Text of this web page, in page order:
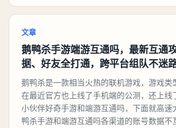
文章
鹅鸭杀手游端游互通吗，最新互通
据、好友全打通，跨平台组队不迷路
鹅鸭杀是一款相当火热的联机游戏，游戏类
在最近官方也上线了手机端的公测，还上线
小伙伴好奇手游和端游互通吗，下面就高速
鸭杀手游和端游互通吗各渠道的账号数据